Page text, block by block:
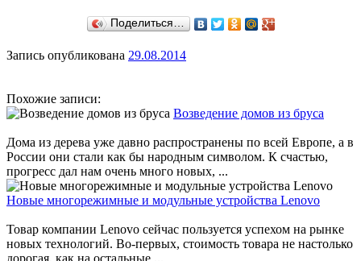
Поделиться…
Запись опубликована 29.08.2014
Похожие записи:
Возведение домов из бруса
Дома из дерева уже давно распространены по всей Европе, а в
России они стали как бы народным символом. К счастью,
прогресс дал нам очень много новых, ...
Новые многорежимные и модульные устройства Lenovo
Товар компании Lenovo сейчас пользуется успехом на рынке
новых технологий. Во-первых, стоимость товара не настолько
дорогая, как на остальные ...